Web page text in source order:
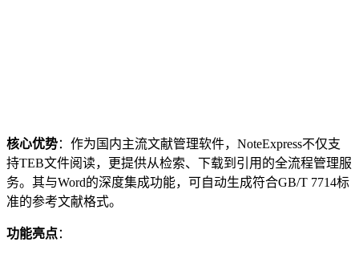
核心优势：作为国内主流文献管理软件，NoteExpress不仅支
持TEB文件阅读，更提供从检索、下载到引用的全流程管理服
务。其与Word的深度集成功能，可自动生成符合GB/T 7714标
准的参考文献格式。
功能亮点：